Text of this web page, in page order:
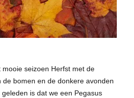
seizoen Herfst met de
bomen en de donkere avonden
is dat we een Pegasus